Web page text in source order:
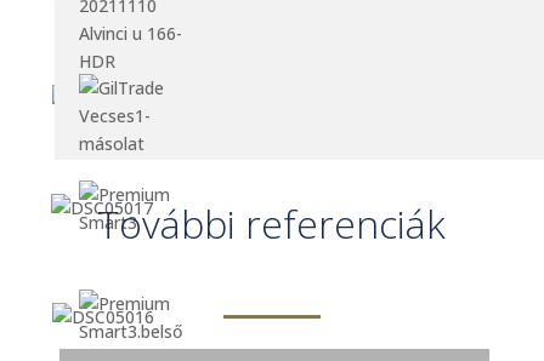
További referenciák